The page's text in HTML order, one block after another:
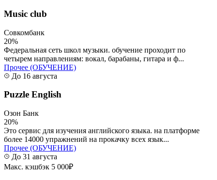
Music club
Совкомбанк
20%
Федеральная сеть школ музыки. обучение проходит по
четырем направлениям: вокал, барабаны, гитара и ф...
Прочее (ОБУЧЕНИЕ)
До 16 августа
Puzzle English
Озон Банк
20%
Это сервис для изучения английского языка. на платформе
более 14000 упражнений на прокачку всех язык...
Прочее (ОБУЧЕНИЕ)
До 31 августа
Макс. кэшбэк 5 000₽